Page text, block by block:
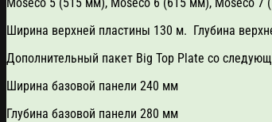
Ширина верхней пластины 130 м. Глубина
Дополнительный пакет Big Top Plate со
Ширина базовой панели 240 мм
Глубина базовой панели 280 мм